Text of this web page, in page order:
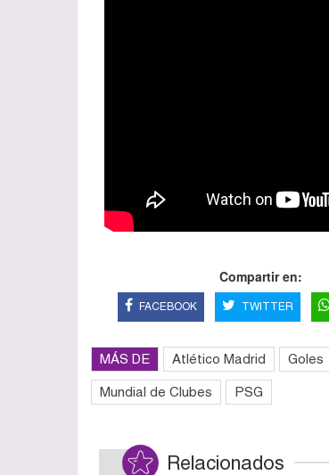
Compartir en:
FACEBOOK TWITTER
MÁS DE Atlético Madrid Goles
Mundial de Clubes PSG
Relacionados